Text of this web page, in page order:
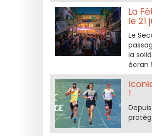
La
le 21
Le
la
écran !
!